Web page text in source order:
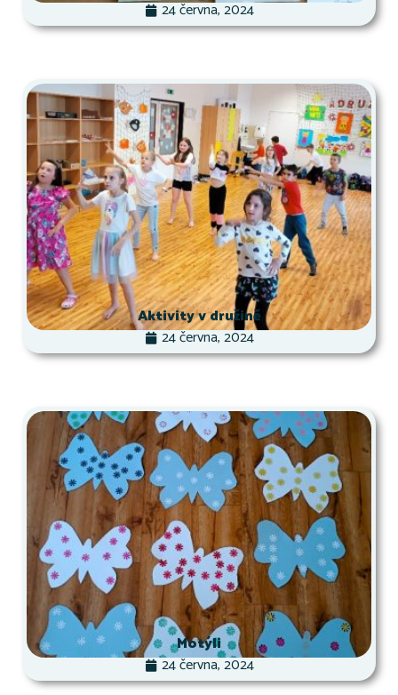
24 června, 2024
Aktivity v družině
24 června, 2024
Motýli
24 června, 2024